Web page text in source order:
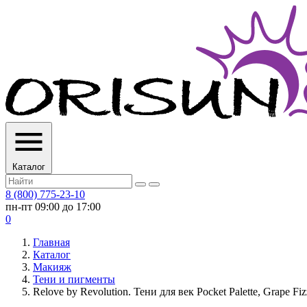
Каталог
8 (800) 775-23-10
пн-пт 09:00 до 17:00
0
Главная
Каталог
Макияж
Тени и пигменты
Relove by Revolution. Тени для век Pocket Palette, Grape